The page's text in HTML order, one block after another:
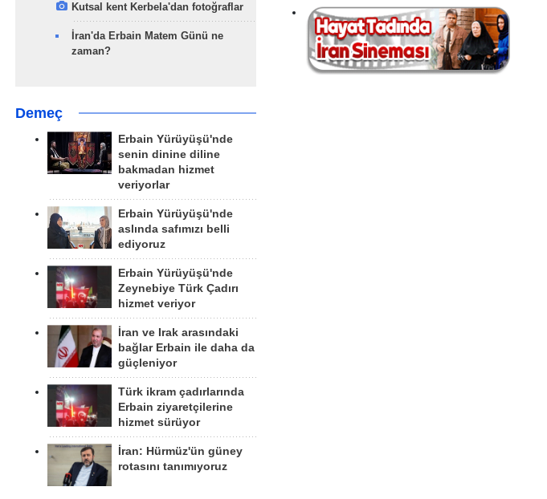
Kutsal kent Kerbela'dan fotoğraflar
İran'da Erbain Matem Günü ne
zaman?
Demeç
Erbain Yürüyüşü'nde
senin dinine diline
bakmadan hizmet
veriyorlar
Erbain Yürüyüşü'nde
aslında safımızı belli
ediyoruz
Erbain Yürüyüşü'nde
Zeynebiye Türk Çadırı
hizmet veriyor
İran ve Irak arasındaki
bağlar Erbain ile daha da
güçleniyor
Türk ikram çadırlarında
Erbain ziyaretçilerine
hizmet sürüyor
İran: Hürmüz'ün güney
rotasını tanımıyoruz